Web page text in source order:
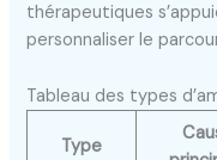
thérapeutiques
personnaliser le
Tableau des types
Type